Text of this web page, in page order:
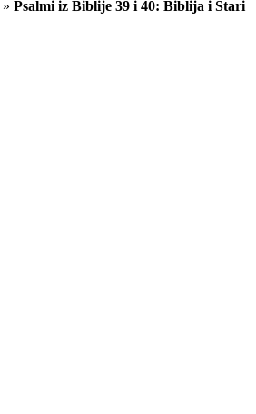
» Psalmi iz Biblije 39 i 40: Biblija i Stari